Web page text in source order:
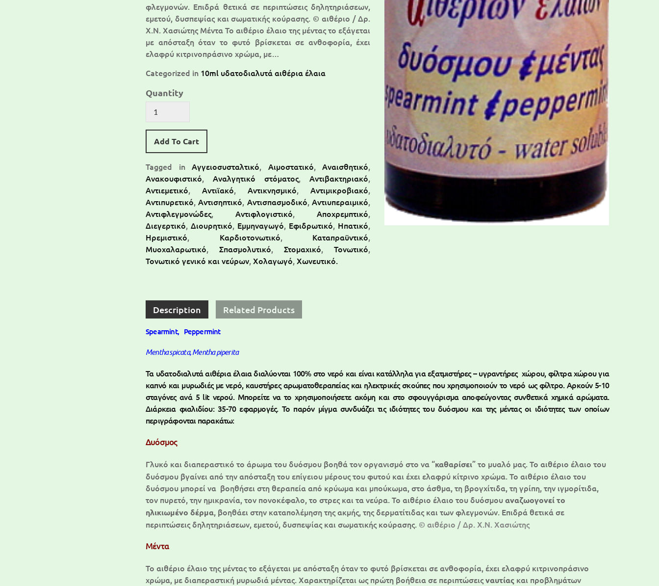
φλεγμονών. Επιδρά θετικά σε περιπτώσεις δηλητηριάσεων,
εμετού, δυσπεψίας και σωματικής κούρασης. © αιθέριο / Δρ.
Χ.Ν. Χασιώτης Μέντα Το αιθέριο έλαιο της μέντας το εξάγεται
με απόσταξη όταν το φυτό βρίσκεται σε ανθοφορία, έχει
ελαφρύ κιτρινοπράσινο χρώμα, με…
Categorized in 10ml υδατοδιαλυτά αιθέρια έλαια
Quantity
Add To Cart
Tagged inΑγγειοσυσταλτικό, Αιμοστατικό,Αναισθητικό,
Ανακουφιστικό,Αναλγητικό στόματος,Αντιβακτηριακό,
Αντιεμετικό,Αντιϊακό,Αντικνησμικό,Αντιμικροβιακό,
Αντιπυρετικό,Αντισηπτικό, Αντισπασμοδικό,Αντιυπεραιμικό,
Αντιφλεγμονώδες,Αντιφλογιστικό,Αποχρεμπτικό,
Διεγερτικό,Διουρητικό, Εμμηναγωγό, Εφιδρωτικό, Ηπατικό,
Ηρεμιστικό, Καρδιοτονωτικό, Καταπραϋντικό,
Μυοχαλαρωτικό,Σπασμολυτικό,Στομαχικό,Τονωτικό,
Τονωτικό γενικό και νεύρων,Χολαγωγό,Χωνευτικό.
Description Related Products
Spearmint, Peppermint
Mentha spicata, Mentha piperita
Τα υδατοδιαλυτά αιθέρια έλαια διαλύονται 100% στο νερό και είναι κατάλληλα για εξατμιστήρες – υγραντήρες χώρου, φίλτρα χώρου για
καπνό και μυρωδιές με νερό, καυστήρες αρωματοθεραπείας και ηλεκτρικές σκούπες που χρησιμοποιούν το νερό ως φίλτρο. Αρκούν 5-10
σταγόνες ανά 5 lit νερού. Μπορείτε να το χρησιμοποιήσετε ακόμη και στο σφουγγάρισμα αποφεύγοντας συνθετικά χημικά αρώματα.
Διάρκεια φιαλιδίου: 35-70 εφαρμογές. To παρόν μίγμα συνδυάζει τις ιδιότητες του δυόσμου και της μέντας οι ιδιότητες των οποίων
περιγράφονται παρακάτω:
Δυόσμος
Γλυκό και διαπεραστικό το άρωμα του δυόσμου βοηθά τον οργανισμό στο να “καθαρίσει” το μυαλό μας. Το αιθέριο έλαιο του
δυόσμου βγαίνει από την απόσταξη του επίγειου μέρους του φυτού και έχει ελαφρύ κίτρινο χρώμα. Το αιθέριο έλαιο του
δυόσμου μπορεί να βοηθήσει στη θεραπεία από κρύωμα και μπούκωμα, στο άσθμα, τη βρογχίτιδα, τη γρίπη, την ιγμορίτιδα,
τον πυρετό, την ημικρανία, τον πονοκέφαλο, το στρες και τα νεύρα. Το αιθέριο έλαιο του δυόσμουαναζωογονεί το
ηλικιωμένο δέρμα, βοηθάει στην καταπολέμηση της ακμής, της δερματίτιδας και των φλεγμονών. Επιδρά θετικά σε
περιπτώσεις δηλητηριάσεων, εμετού, δυσπεψίας και σωματικής κούρασης. © αιθέριο / Δρ. Χ.Ν. Χασιώτης
Μέντα
Το αιθέριο έλαιο της μέντας το εξάγεται με απόσταξη όταν το φυτό βρίσκεται σε ανθοφορία, έχει ελαφρύ κιτρινοπράσινο
χρώμα, με διαπεραστική μυρωδιά μέντας. Χαρακτηρίζεται ως πρώτη βοήθεια σε περιπτώσειςναυτίας και προβλημάτων